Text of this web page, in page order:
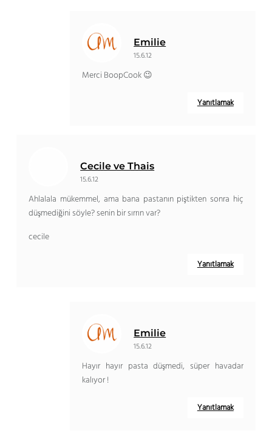
Emilie
15.6.12
Merci BoopCook 😉
Yanıtlamak
Cecile ve Thais
15.6.12
Ahlalala mükemmel, ama bana pastanın piştikten sonra hiç
düşmediğini söyle? senin bir sırrın var?
cecile
Yanıtlamak
Emilie
15.6.12
Hayır hayır pasta düşmedi, süper havadar
kalıyor !
Yanıtlamak